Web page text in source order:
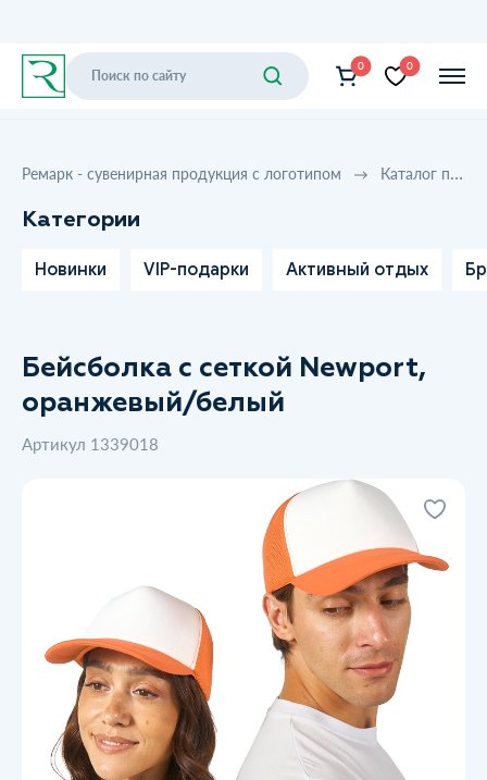
0 0
Ремарк - сувенирная продукция с логотипом Каталог продукции
Категории
Новинки VIP-подарки Активный отдых
Бейсболка с сеткой Newport,
оранжевый/белый
Артикул 1339018